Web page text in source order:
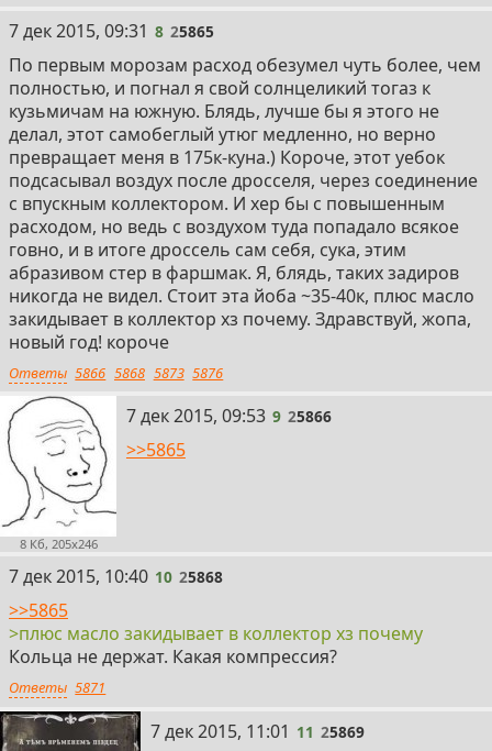
8
7 дек 2015, 09:31 8 25865
По первым морозам расход обезумел чуть более, чем
полностью, и погнал я свой солнцеликий тогаз к
кузьмичам на южную. Блядь, лучше бы я этого не
делал, этот самобеглый утюг медленно, но верно
превращает меня в 175к-куна.) Короче, этот уебок
подсасывал воздух после дросселя, через соединение
с впускным коллектором. И хер бы с повышенным
расходом, но ведь с воздухом туда попадало всякое
говно, и в итоге дроссель сам себя, сука, этим
абразивом стер в фаршмак. Я, блядь, таких задиров
никогда не видел. Стоит эта йоба ~35-40к, плюс масло
закидывает в коллектор хз почему. Здравствуй, жопа,
новый год! короче
Ответы 5866 5868 5873 5876
8 Кб, 205x246
9
7 дек 2015, 09:53 9 25866
>>5865
10
7 дек 2015, 10:40 10 25868
>>5865
>плюс масло закидывает в коллектор хз почему
Кольца не держат. Какая компрессия?
Ответы 5871
11
7 дек 2015, 11:01 11 25869